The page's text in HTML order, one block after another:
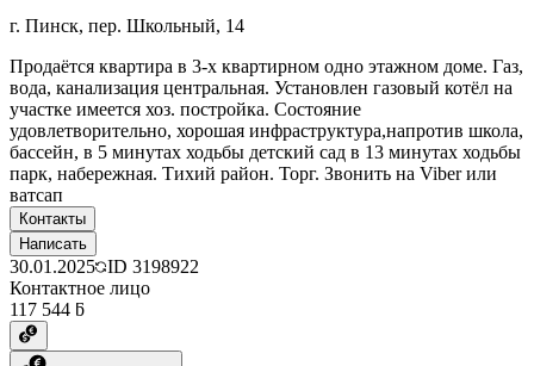
г. Пинск, пер. Школьный, 14
Продаётся квартира в 3-х квартирном одно этажном доме. Газ,
вода, канализация центральная. Установлен газовый котёл на
участке имеется хоз. постройка. Состояние
удовлетворительно, хорошая инфраструктура,напротив школа,
бассейн, в 5 минутах ходьбы детский сад в 13 минутах ходьбы
парк, набережная. Тихий район. Торг. Звонить на Viber или
ватсап
Контакты
Написать
30.01.2025 ID 3198922
Контактное лицо
117 544 ƃ